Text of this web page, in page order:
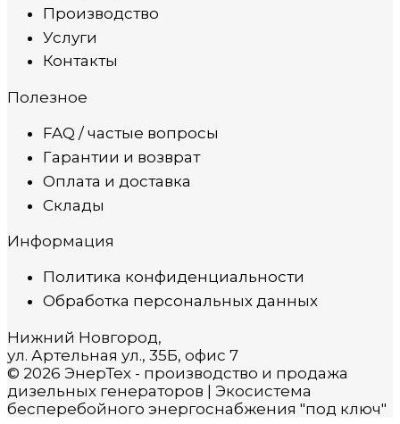
Производство
Услуги
Контакты
Полезное
FAQ / частые вопросы
Гарантии и возврат
Оплата и доставка
Склады
Информация
Политика конфиденциальности
Обработка персональных данных
Нижний Новгород,
ул. Артельная ул., 35Б, офис 7
© 2026 ЭнерТех - производство и продажа
дизельных генераторов | Экосистема
бесперебойного энергоснабжения "под ключ"